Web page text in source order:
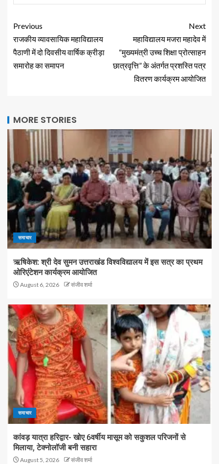
Previous
राजकीय व्यावसायिक महाविद्यालय
पैठाणी में दो दिवसीय वार्षिक क्रीड़ा
समारोह का समापन
Next
महाविद्यालय मजरा महादेव में
“मुख्यमंत्री उच्च शिक्षा प्रोत्साहन
छात्रवृत्ति” के अंतर्गत प्रशस्ति पत्र
वितरण कार्यक्रम आयोजित
MORE STORIES
समाचार
ऋषिकेश: श्री देव सुमन उत्तराखंड विश्वविद्यालय में इस सत्र का प्रथम
ओरिएंटेशन कार्यक्रम आयोजित
August 6, 2026 संजीव शर्मा
समाचार
कांवड़ यात्रा हरिद्वार- खोए 6वर्षीय मासूम को सकुशल परिजनों से
मिलाया, टेक्नोलॉजी बनी सहारा
August 5, 2026 संजीव शर्मा